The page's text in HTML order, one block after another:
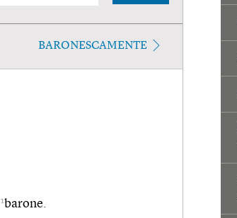
BARONESCAMENTE
1barone.